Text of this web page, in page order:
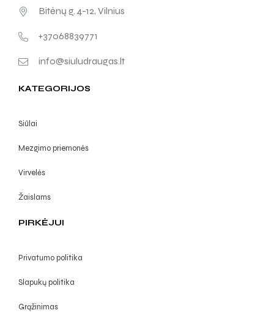
Bitėnų g. 4-12, Vilnius
+37068839771
info@siuludraugas.lt
KATEGORIJOS
Siūlai
Mezgimo priemonės
Virvelės
Žaislams
PIRKĖJUI
Privatumo politika
Slapukų politika
Grąžinimas